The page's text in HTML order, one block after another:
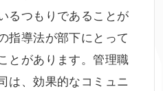
るつもりであることが
指導法が部下にとって
とがあります。管理職
は、効果的なコミュニ